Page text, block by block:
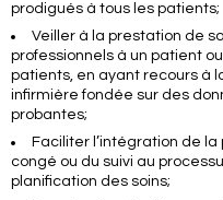
prodigués à tous les patients;
Veiller à la prestation de
professionnels à un patient
patients, en ayant recours à
infirmière fondée sur des
probantes;
Faciliter l’intégration de la
congé ou du suivi au
planification des soins;